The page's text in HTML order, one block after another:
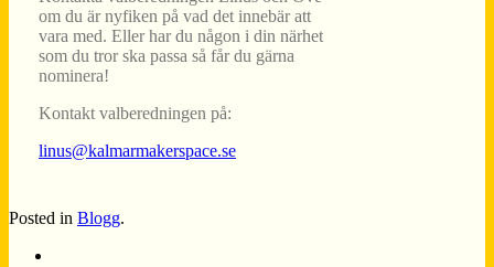
om du är nyfiken på vad det innebär att
vara med. Eller har du någon i din närhet
som du tror ska passa så får du gärna
nominera!
Kontakt valberedningen på:
linus@kalmarmakerspace.se
Posted in Blogg.